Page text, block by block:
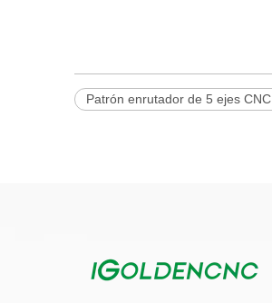
Patrón enrutador de 5 ejes CNC